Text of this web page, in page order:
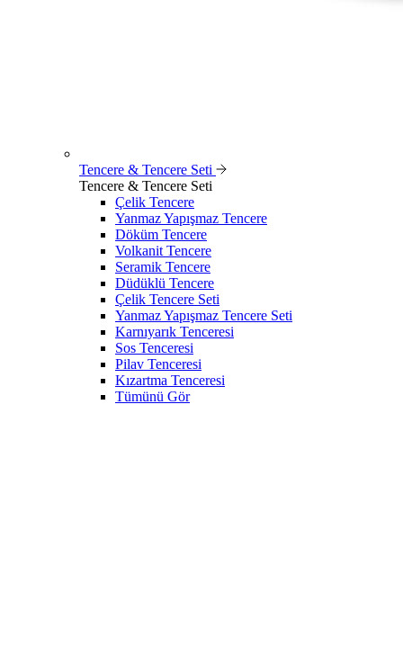
Tencere & Tencere Seti
Tencere & Tencere Seti
Çelik Tencere
Yanmaz Yapışmaz Tencere
Döküm Tencere
Volkanit Tencere
Seramik Tencere
Düdüklü Tencere
Çelik Tencere Seti
Yanmaz Yapışmaz Tencere Seti
Karnıyarık Tenceresi
Sos Tenceresi
Pilav Tenceresi
Kızartma Tenceresi
Tümünü Gör